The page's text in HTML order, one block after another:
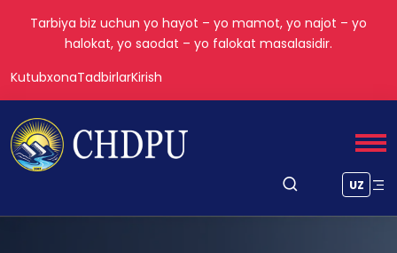
Tarbiya biz uchun yo hayot – yo mamot, yo najot – yo
halokat, yo saodat – yo falokat masalasidir.
KutubxonaTadbirlarKirish
UZ